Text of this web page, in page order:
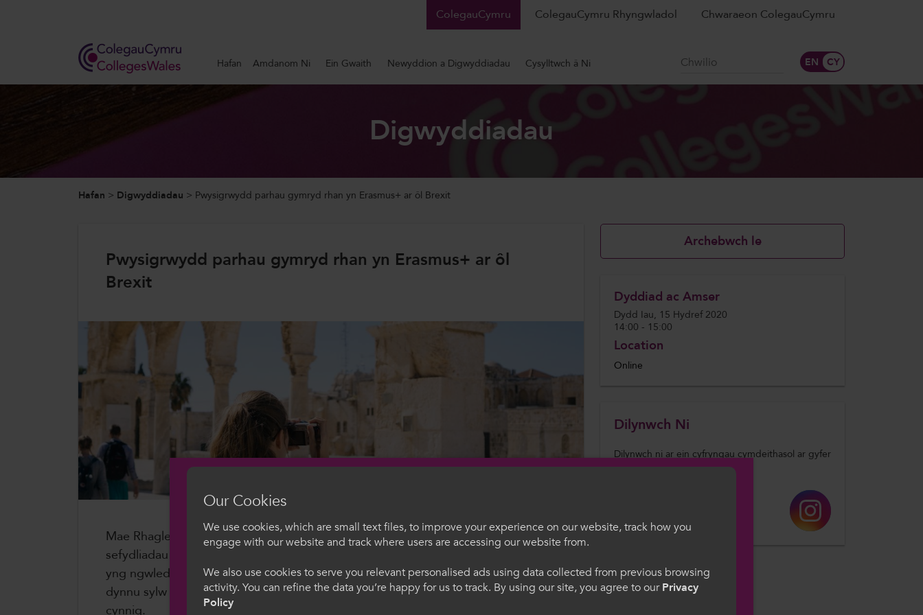
ColegauCymru ColegauCymru Rhyngwladol Chwaraeon ColegauCymru
Hafan Amdanom Ni Ein Gwaith Newyddion a Digwyddiadau Cysylltwch â Ni Chwilio
Search
Ein Gwaith
ColegauCymru Rhyngwladol
Digwyddiadau
Hafan > Digwyddiadau > Pwysigrwydd parhau gymryd rhan yn Erasmus+ ar ôl Brexit
Pwysigrwydd parhau gymryd rhan yn Erasmus+ ar ôl
Brexit
Mae Rhaglen Erasmus+ yn rhoi cyfleoedd cyffrous i ddysgwyr a staff mewn
sefydliadau addysg bellach ledled Cymru i ennill profiad gwaith a hyfforddiant
yng ngwledydd Ewrop. Wrth i'r DU adael yr UE, mae'n bwysicach nag erioed i
dynnu sylw at werth y rhaglen hon, a'r cyfleoedd newid bywyd y mae'n eu
cynnig.
Archebwch le
Dyddiad ac Amser
Dydd Iau, 15 Hydref 2020
14:00 - 15:00
Location
Online
Dilynwch Ni
Dilynwch ni ar ein cyfryngau cymdeithasol ar gyfer
diweddariadau.
Croeso i ColegauCymru
Dewiswch eich iaith. Trwy ddefnyddio'r safle
Welcome to CollegesWales
Please select your language preference. By
Our Cookies
We use cookies, which are small text files, to improve your experience on our website, track how you
engage with our website and track where users are accessing our website from.
We also use cookies to serve you relevant personalised ads using data collected from previous browsing
activity. You can refine the data you’re happy for us to track. By using our site, you agree to ourPrivacy
Policy